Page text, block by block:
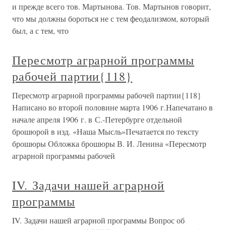
и прежде всего тов. Мартынова. Тов. Мартынов говорит,
что мы должны бороться не с тем феодализмом, который
был, а с тем, что
Пересмотр аграрной программы
рабочей партии{118}
Пересмотр аграрной программы рабочей партии{118}
Написано во второй половине марта 1906 г.Напечатано в
начале апреля 1906 г. в С.-Петербурге отдельной
брошюрой в изд. «Наша Мысль»Печатается по тексту
брошюры Обложка брошюры В. И. Ленина «Пересмотр
аграрной программы рабочей
IV. Задачи нашей аграрной
программы
IV. Задачи нашей аграрной программы Вопрос об